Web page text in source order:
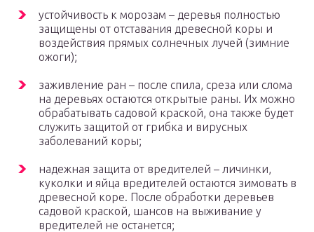
устойчивость к морозам – деревья полностью
защищены от отставания древесной коры и
воздействия прямых солнечных лучей (зимние
ожоги);
заживление ран – после спила, среза или слома
на деревьях остаются открытые раны. Их можно
обрабатывать садовой краской, она также будет
служить защитой от грибка и вирусных
заболеваний коры;
надежная защита от вредителей – личинки,
куколки и яйца вредителей остаются зимовать в
древесной коре. После обработки деревьев
садовой краской, шансов на выживание у
вредителей не останется;